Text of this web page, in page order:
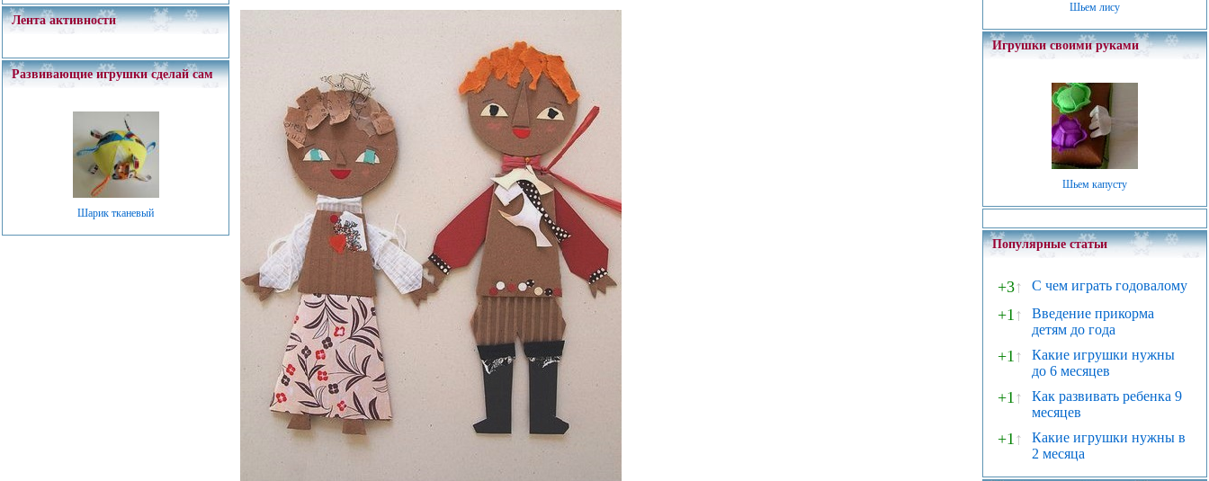
Лента активности
Развивающие игрушки сделай сам
Шарик тканевый
Шьем лису
Игрушки своими руками
Шьем капусту
Популярные статьи
+3↑ С чем играть годовалому
+1↑
Введение прикорма
детям до года
+1↑
Какие игрушки нужны
до 6 месяцев
+1↑
Как развивать ребенка 9
месяцев
+1↑
Какие игрушки нужны в
2 месяца